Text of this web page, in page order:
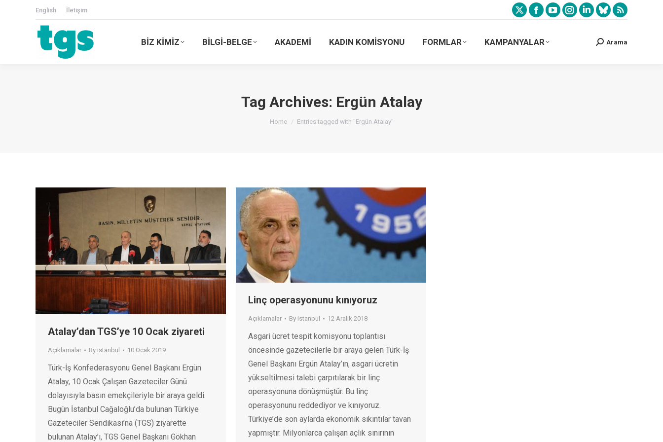
English İletişim
BİZ KİMİZ BİLGİ-BELGE AKADEMİ KADIN KOMİSYONU FORMLAR KAMPANYALAR Arama
Tag Archives: Ergün Atalay
You are here:
Home Entries tagged with "Ergün Atalay"
Atalay’dan TGS’ye 10 Ocak ziyareti
Açıklamalar By istanbul 10 Ocak 2019
Türk-İş Konfederasyonu Genel Başkanı Ergün
Atalay, 10 Ocak Çalışan Gazeteciler Günü
dolayısıyla basın emekçileriyle bir araya geldi.
Bugün İstanbul Cağaloğlu’da bulunan Türkiye
Gazeteciler Sendikası’na (TGS) ziyarette
bulunan Atalay’ı, TGS Genel Başkanı Gökhan
Linç operasyonunu kınıyoruz
Açıklamalar By istanbul 12 Aralık 2018
Asgari ücret tespit komisyonu toplantısı
öncesinde gazetecilerle bir araya gelen Türk-İş
Genel Başkanı Ergün Atalay’ın, asgari ücretin
yükseltilmesi talebi çarpıtılarak bir linç
operasyonuna dönüşmüştür. Bu linç
operasyonunu reddediyor ve kınıyoruz.
Türkiye’de son aylarda ekonomik sıkıntılar tavan
yapmıştır. Milyonlarca çalışan açlık sınırının